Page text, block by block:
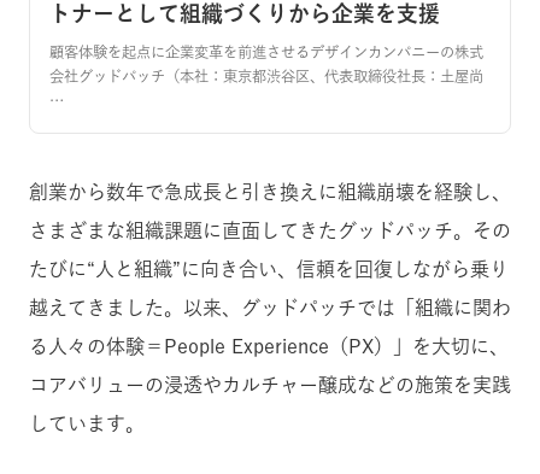
トナーとして組織づくりから企業を支援
顧客体験を起点に企業変革を前進させるデザインカンパニーの株式
会社グッドパッチ（本社：東京都渋谷区、代表取締役社長：土屋尚
…
創業から数年で急成長と引き換えに組織崩壊を経験し、
さまざまな組織課題に直面してきたグッドパッチ。その
たびに“人と組織”に向き合い、信頼を回復しながら乗り
越えてきました。以来、グッドパッチでは「組織に関わ
る人々の体験＝People Experience（PX）」を大切に、
コアバリューの浸透やカルチャー醸成などの施策を実践
しています。